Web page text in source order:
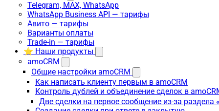
Telegram, MAX, WhatsApp
WhatsApp Business API — тарифы
Авито — тарифы
Варианты оплаты
Trade-in — тарифы
⭐ Наши продукты
amoCRM
Общие настройки amoCRM
Как написать клиенту первым в amoCRM
Контроль дублей и объединение сделок в
Две сделки на первое сообщение из-за раздела